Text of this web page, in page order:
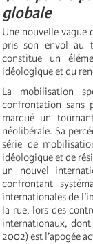
globale
Une nouvelle vague
pris son envol au
constitue un
idéologique et du
La mobilisation
confrontation sans
marqué un
néolibérale. Sa
série de
idéologique et de
un nouvel
confrontant
internationales de
la rue, lors des
internationaux,
2002) est l’apogée